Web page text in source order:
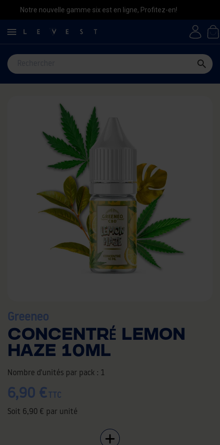
nouvelle gamme six est en ligne, Profitez-en!

search
Greeneo
CONCENTRÉ LEMON
HAZE 10ML
Nombre d'unités par pack : 1
6,90 € TTC
Soit 6,90 € par unité